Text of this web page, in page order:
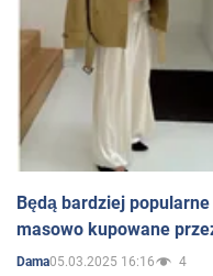
Będą bardziej
masowo kupowane
Dama05.03.2025 16:16 4